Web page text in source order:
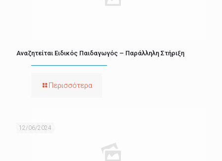
Αναζητείται Ειδικός Παιδαγωγός – Παράλληλη Στήριξη
Περισσότερα
12/06/2024